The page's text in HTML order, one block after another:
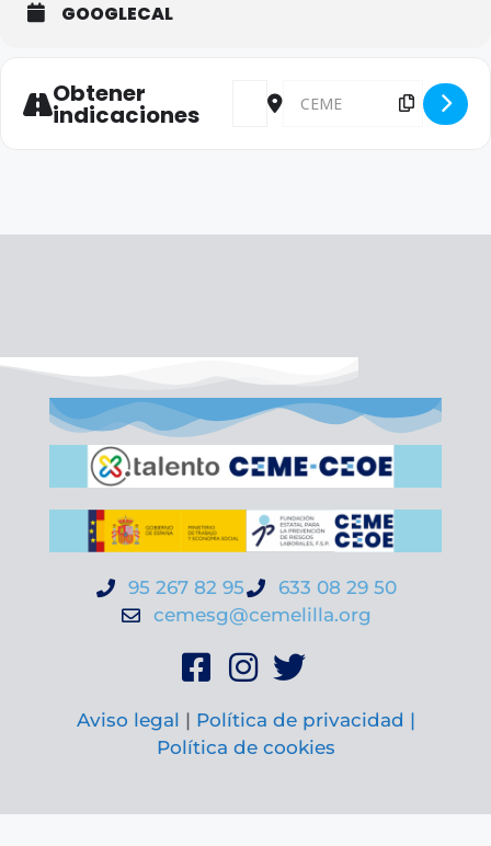
GOOGLECAL
Obtener
indicaciones
Address - Reunión con Ciudadanos
Destination Address -
95 267 82 95
633 08 29 50
cemesg@cemelilla.org
Aviso legal | Política de privacidad |
Política de cookies